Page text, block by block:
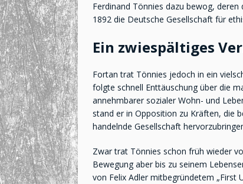
Ferdinand Tönnies dazu bewog,
1892 die Deutsche Gesellschaft für
Ein zwiespältiges
Fortan trat Tönnies jedoch in ein
folgte schnell Enttäuschung über die
annehmbarer sozialer Wohn- und
stand er in Opposition zu Kräften, die
handelnde Gesellschaft
Zwar trat Tönnies schon früh wieder
Bewegung aber bis zu seinem
von Felix Adler mitbegründetem „First